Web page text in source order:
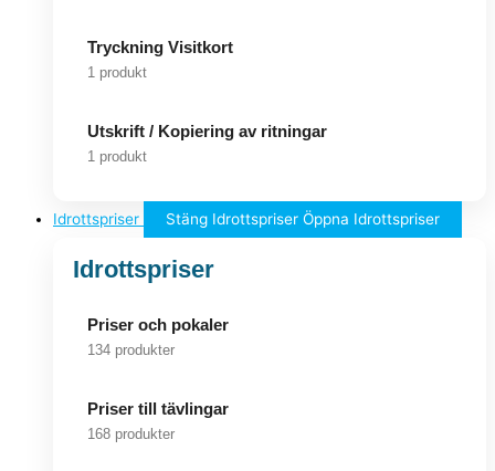
Tryckning Visitkort
1 produkt
Utskrift / Kopiering av ritningar
1 produkt
Idrottspriser Stäng Idrottspriser Öppna Idrottspriser
Idrottspriser
Priser och pokaler
134 produkter
Priser till tävlingar
168 produkter